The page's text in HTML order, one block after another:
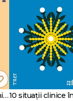
Instrumentar de tehnici terapeutice creative